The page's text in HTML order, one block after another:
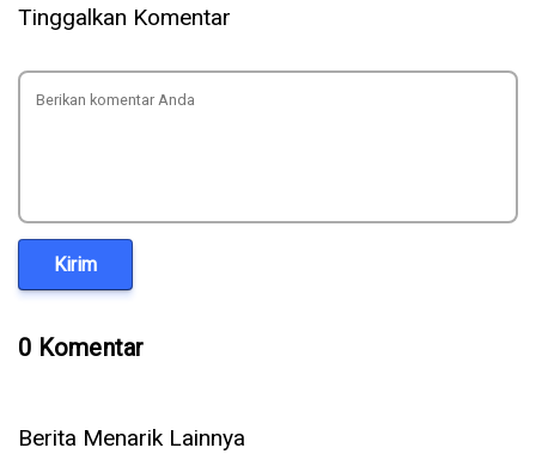
Tinggalkan Komentar
Kirim
0 Komentar
Berita Menarik Lainnya